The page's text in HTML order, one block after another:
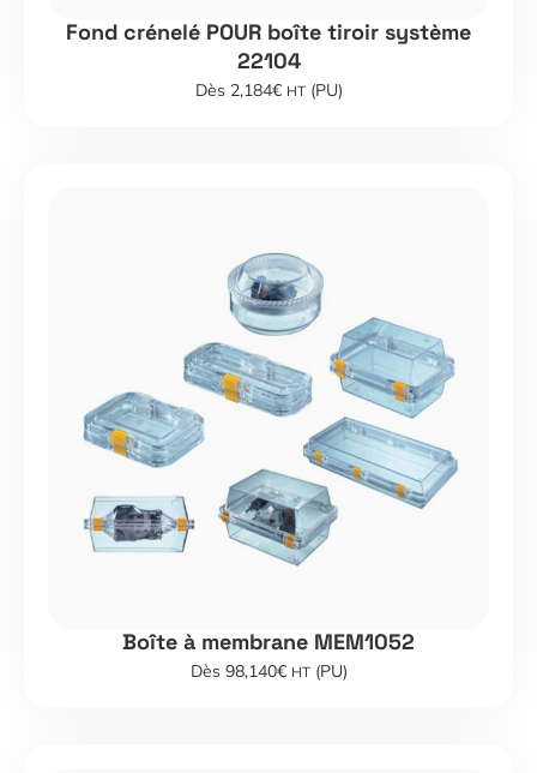
Fond crénelé POUR boîte tiroir système
22104
Dès 2,184€ HT(PU)
Boîte à membrane MEM1052
Dès 98,140€ HT(PU)